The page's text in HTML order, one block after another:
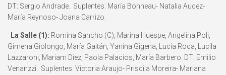
DT: Sergio Andrade. Suplentes: María Bonneau- Natalia Audez-
María Reynoso- Joana Carrizo.
La Salle (1): Romina Sancho (C), Marina Huespe, Angelina Poli,
Gimena Giolongo, María Gaitán, Yanina Gigena, Lucía Roca, Lucila
Lazzaroni, Mariam Diez, Paola Palacios, María Barbero. DT: Emilio
Venanzzi. Suplentes: Victoria Araujo- Priscila Moreira- Mariana